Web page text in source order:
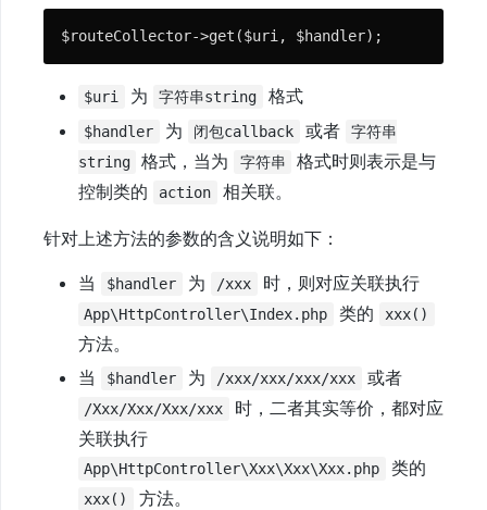
间
件
常
处
Session
视
$routeCollector->get($uri, $handler);
$uri 为 字符串string 格式
$handler 为 闭包callback 或者
字符串
string
格式，当为 字符串
格式时则表示是与
控制类的
action 相关联。
针对上述方法的参数的含义说明如下：
当 $handler 为 /xxx 时，则对应关联执行
App\HttpController\Index.php 类的 xxx()
方法。
当
$handler 为 /xxx/xxx/xxx/xxx 或者
/Xxx/Xxx/Xxx/xxx
时，二者其实等价，都对应
关联执行
App\HttpController\Xxx\Xxx\Xxx.php 类的
xxx()
方法。